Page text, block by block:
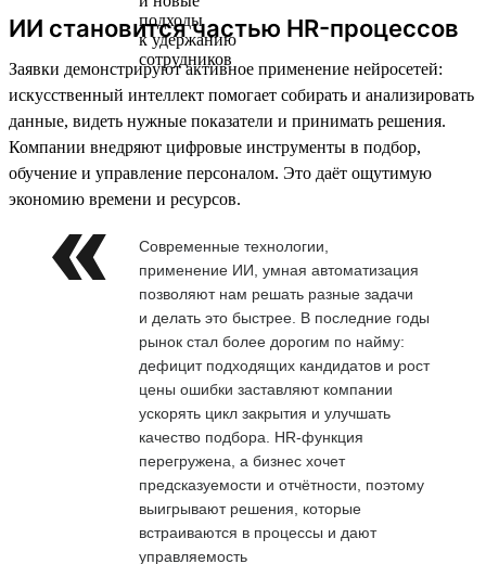
ИИ становится частью HR-процессов
Заявки демонстрируют активное применение нейросетей:
искусственный интеллект помогает собирать и анализировать
данные, видеть нужные показатели и принимать решения.
Компании внедряют цифровые инструменты в подбор,
обучение и управление персоналом. Это даёт ощутимую
экономию времени и ресурсов.
Современные технологии,
применение ИИ, умная автоматизация
позволяют нам решать разные задачи
и делать это быстрее. В последние годы
рынок стал более дорогим по найму:
дефицит подходящих кандидатов и рост
цены ошибки заставляют компании
ускорять цикл закрытия и улучшать
качество подбора. HR-функция
перегружена, а бизнес хочет
предсказуемости и отчётности, поэтому
выигрывают решения, которые
встраиваются в процессы и дают
управляемость